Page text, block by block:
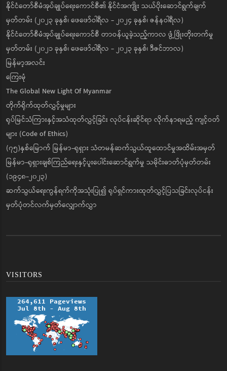
နိုင်ငံတော်စီမံအုပ်ချုပ်ရေးကောင်စီ၏ နိုင်ငံအကျိုး သယ်ပိုးဆောင်ရွက်ချက်
မှတ်တမ်း (၂၀၂၃ ခုနှစ်၊ ဖေဖော်ဝါရီလ - ၂၀၂၄ ခုနှစ်၊ ဇန်နဝါရီလ)
နိုင်ငံတော်စီမံအုပ်ချုပ်ရေးကောင်စီ တာဝန်ယူခဲ့သည့်ကာလ ဖွံ့ဖြိုးတိုးတက်မှု
မှတ်တမ်း (၂၀၂၁ ခုနှစ်၊ ဖေဖော်ဝါရီလ - ၂၀၂၃ ခုနှစ်၊ ဒီဇင်ဘာလ)
မြန်မာ့အလင်း
ကြေးမုံ
The Global New Light Of Myanmar
တိုက်ရိုက်ထုတ်လွှင့်မှုများ
ရုပ်မြင်သံကြားနှင့်အသံထုတ်လွှင့်ခြင်း လုပ်ငန်းဆိုင်ရာ လိုက်နာရမည့် ကျင့်ဝတ်
များ (Code of Ethics)
(၇၅)နှစ်မြောက် မြန်မာ-ရုရှား သံတမန်ဆက်သွယ်ထူထောင်မှုအထိမ်းအမှတ်
မြန်မာ-ရုရှားချစ်ကြည်ရေးနှင့်ပူးပေါင်းဆောင်ရွက်မှု သမိုင်းဓာတ်ပုံမှတ်တမ်း
(၁၉၄၈-၂၀၂၃)
ဆက်သွယ်ရေးကွန်ရက်ကိုအသုံးပြု၍ ရုပ်ရှင်ကားထုတ်လွှင့်ပြသခြင်းလုပ်ငန်း
မှတ်ပုံတင်လက်မှတ်လျှောက်လွှာ
VISITORS